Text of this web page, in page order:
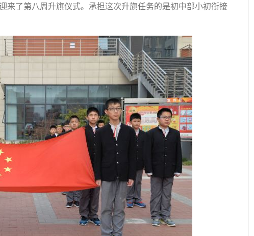
了第八周升旗仪式。承担这次升旗任务的是初中部小初衔接